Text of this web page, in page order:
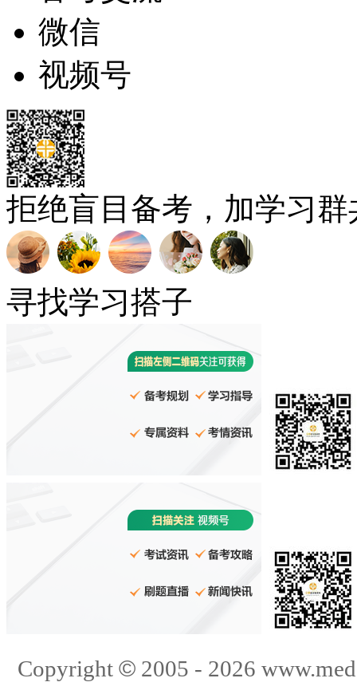
微信
视频号
拒绝盲目备考，加学习
寻找学习搭子
Copyright ©2005 - 2026